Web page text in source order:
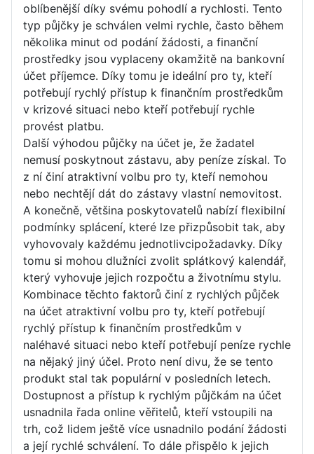
oblíbenější díky svému pohodlí a rychlosti. Tento
typ půjčky je schválen velmi rychle, často během
několika minut od podání žádosti, a finanční
prostředky jsou vyplaceny okamžitě na bankovní
účet příjemce. Díky tomu je ideální pro ty, kteří
potřebují rychlý přístup k finančním prostředkům
v krizové situaci nebo kteří potřebují rychle
provést platbu.
Další výhodou půjčky na účet je, že žadatel
nemusí poskytnout zástavu, aby peníze získal. To
z ní činí atraktivní volbu pro ty, kteří nemohou
nebo nechtějí dát do zástavy vlastní nemovitost.
A konečně, většina poskytovatelů nabízí flexibilní
podmínky splácení, které lze přizpůsobit tak, aby
vyhovovaly každému jednotlivcipožadavky. Díky
tomu si mohou dlužníci zvolit splátkový kalendář,
který vyhovuje jejich rozpočtu a životnímu stylu.
Kombinace těchto faktorů činí z rychlých půjček
na účet atraktivní volbu pro ty, kteří potřebují
rychlý přístup k finančním prostředkům v
naléhavé situaci nebo kteří potřebují peníze rychle
na nějaký jiný účel. Proto není divu, že se tento
produkt stal tak populární v posledních letech.
Dostupnost a přístup k rychlým půjčkám na účet
usnadnila řada online věřitelů, kteří vstoupili na
trh, což lidem ještě více usnadnilo podání žádosti
a její rychlé schválení. To dále přispělo k jejich